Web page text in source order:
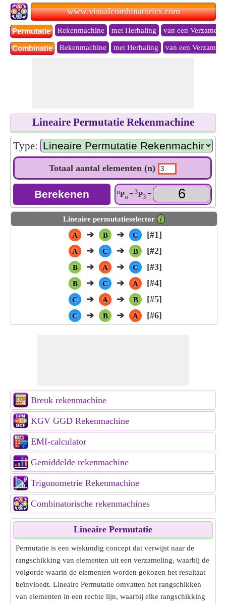
www.visualcombinatorics.com
Permutatie Rekenmachine met Herhaling van een
Combinatie Rekenmachine met Herhaling van een
Lineaire Permutatie Rekenmachine
Type:
Totaal aantal elementen (n)
nPn= 3P3 =
Lineaire permutatieselector
𝒊
A
➔ B ➔ C [#1]
A ➔ C ➔ B [#2]
B ➔ A ➔ C [#3]
B ➔ C ➔ A [#4]
C ➔ A ➔ B [#5]
C ➔ B ➔ A [#6]
Breuk rekenmachine
KGV GGD Rekenmachine
EMI-calculator
Gemiddelde rekenmachine
Trigonometrie Rekenmachine
Combinatorische rekenmachines
Lineaire Permutatie
Permutatie is een wiskundig concept dat verwijst naar de
rangschikking van elementen uit een verzameling, waarbij de
volgorde waarin de elementen worden gekozen het resultaat
beïnvloedt. Lineaire Permutatie omvatten het rangschikken
van elementen in een rechte lijn, waarbij elke rangschikking